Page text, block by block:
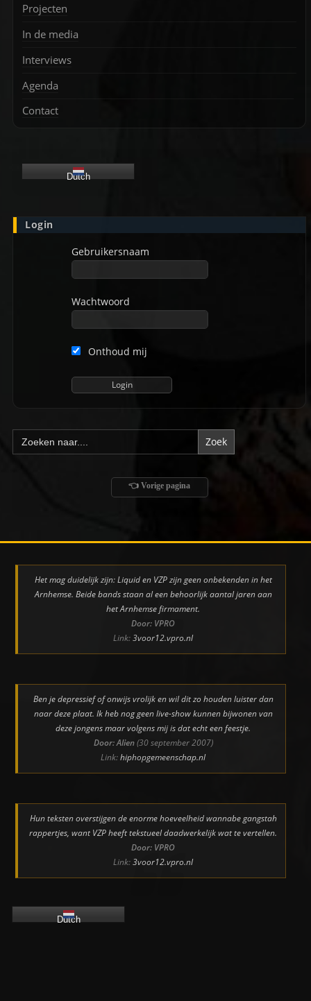
Projecten
In de media
Interviews
Agenda
Contact
Dutch
Login
Gebruikersnaam
Wachtwoord
Onthoud mij
Zoek
naar:
👈 Vorige pagina
Het mag duidelijk zijn: Liquid en VZP zijn geen onbekenden in het
Arnhemse. Beide bands staan al een behoorlijk aantal jaren aan
het Arnhemse firmament.
Door: VPRO
Link:3voor12.vpro.nl
Ben je depressief of onwijs vrolijk en wil dit zo houden luister dan
naar deze plaat. Ik heb nog geen live-show kunnen bijwonen van
deze jongens maar volgens mij is dat echt een feestje.
Door: Alien(30 september 2007)
Link:hiphopgemeenschap.nl
Hun teksten overstijgen de enorme hoeveelheid wannabe gangstah
rappertjes, want VZP heeft tekstueel daadwerkelijk wat te vertellen.
Door: VPRO
Link:3voor12.vpro.nl
Dutch